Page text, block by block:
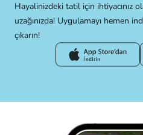
Hayalinizdeki tatil için ihtiyacınız
uzağınızda! Uygulamayı hemen
çıkarın!